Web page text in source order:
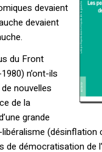
devaient
devaient
du Front
n’ont-ils
nouvelles
de la
grande
(désinflation
de démocratisation de